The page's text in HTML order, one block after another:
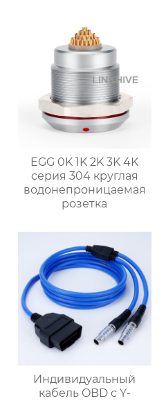
EGG 0K 1K 2K 3K 4K
серия 304 круглая
водонепроницаемая
розетка
Индивидуальный
кабель OBD с Y-